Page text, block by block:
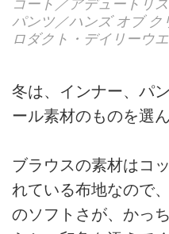
コート／アデュートリ
パンツ／ハンズ オブ ク
ロダクト・デイリーウエ
冬は、インナー、パ
ール素材のものを選
ブラウスの素材はコ
れている布地なので
のソフトさが、かっ